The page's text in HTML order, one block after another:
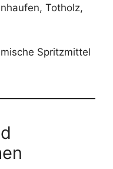
Totholz,
Spritzmittel